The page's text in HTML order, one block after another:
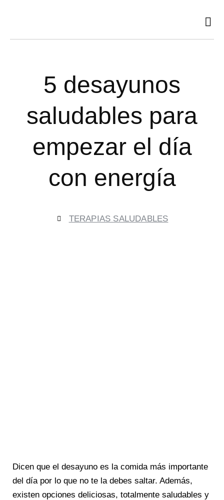
5 desayunos
saludables para
empezar el día
con energía
TERAPIAS SALUDABLES
Dicen que el desayuno es la comida más importante
del día por lo que no te la debes saltar. Además,
existen opciones deliciosas, totalmente saludables y